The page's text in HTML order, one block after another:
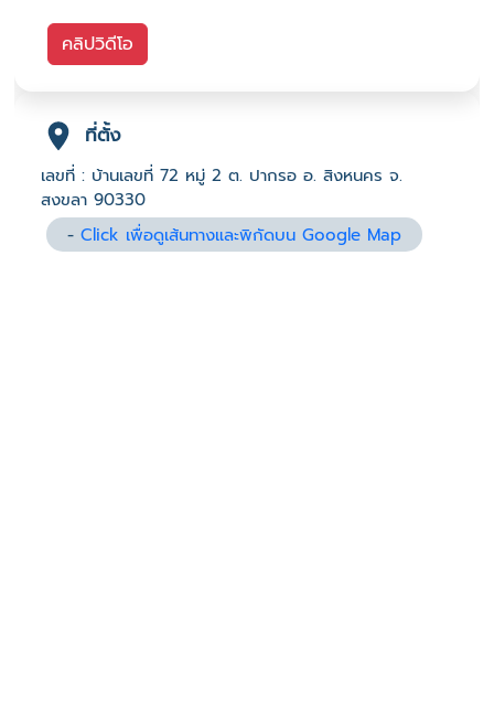
คลิปวิดีโอ
ที่ตั้ง
เลขที่ : บ้านเลขที่ 72 หมู่ 2 ต. ปากรอ อ. สิงหนคร จ.
สงขลา 90330
-Click เพื่อดูเส้นทางและพิกัดบน Google Map